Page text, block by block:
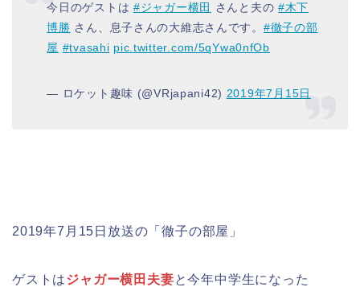
今日のゲストは #ジャガー横田 さんと夫の#木下
博勝 さん、息子さんの大維志さんです。 #徹子の部
屋 #tvasahi pic.twitter.com/5qYwa0nfOb
— ロケット趣味 (@VRjapani42) 2019年7月15日
2019年7月15日放送の「徹子の部屋」
ゲストはジャガー横田夫妻と今年中学生になった